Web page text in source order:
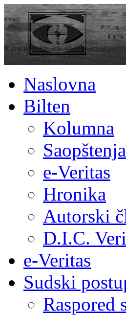
Naslovna
Bilten
Kolumna
Saopštenja
e-Veritas
Hronika
Autorski
D.I.C.
e-Veritas
Sudski
Raspored